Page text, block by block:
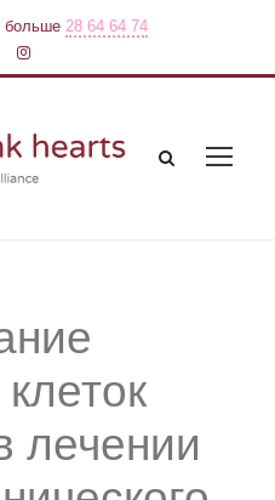
больше28 64 64 74
лечении